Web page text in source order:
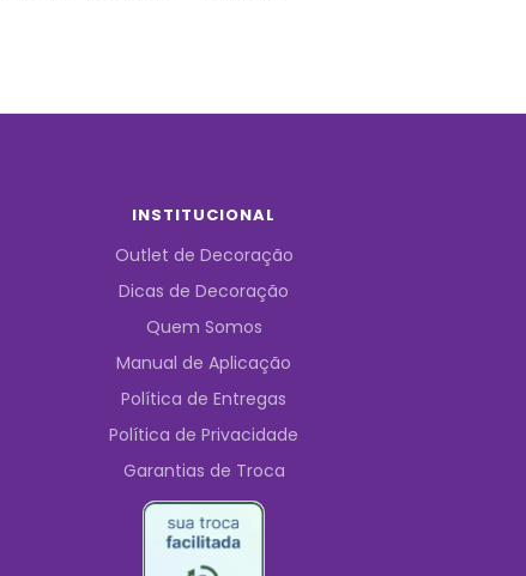
INSTITUCIONAL
Outlet de Decoração
Dicas de Decoração
Quem Somos
Manual de Aplicação
Política de Entregas
Política de Privacidade
Garantias de Troca